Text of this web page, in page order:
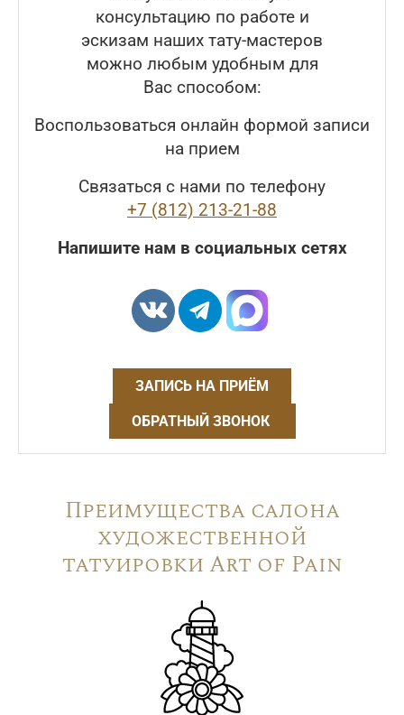
консультацию по работе и
эскизам наших тату-мастеров
можно любым удобным для
Вас способом:
Воспользоваться онлайн формой записи
на прием
Связаться с нами по телефону
+7 (812) 213-21-88
Напишите нам в социальных сетях
ЗАПИСЬ НА ПРИЁМ
ОБРАТНЫЙ ЗВОНОК
Преимущества салона
художественной
татуировки Art of Pain